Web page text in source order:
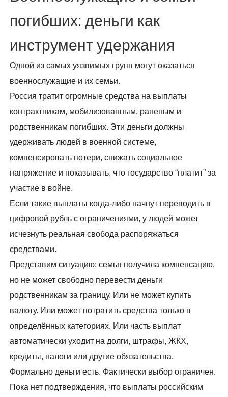
погибших: деньги как
инструмент удержания
Одной из самых уязвимых групп могут оказаться
военнослужащие и их семьи.
Россия тратит огромные средства на выплаты
контрактникам, мобилизованным, раненым и
родственникам погибших. Эти деньги должны
удерживать людей в военной системе,
компенсировать потери, снижать социальное
напряжение и показывать, что государство “платит” за
участие в войне.
Если такие выплаты когда-либо начнут переводить в
цифровой рубль с ограничениями, у людей может
исчезнуть реальная свобода распоряжаться
средствами.
Представим ситуацию: семья получила компенсацию,
но не может свободно перевести деньги
родственникам за границу. Или не может купить
валюту. Или может потратить средства только в
определённых категориях. Или часть выплат
автоматически уходит на долги, штрафы, ЖКХ,
кредиты, налоги или другие обязательства.
Формально деньги есть. Фактически выбор ограничен.
Пока нет подтверждения, что выплаты российским